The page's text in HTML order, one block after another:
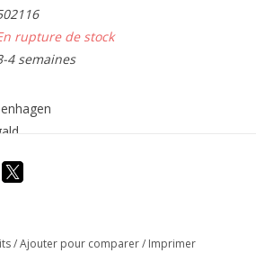
rupture de stock
4 semaines
/Ajouter pour comparer/ Imprimer